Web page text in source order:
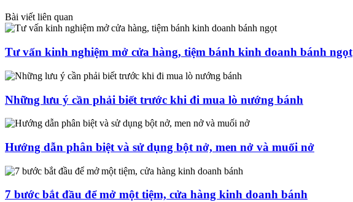
Bài viết liên quan
Tư vấn kinh nghiệm mở cửa hàng, tiệm bánh kinh doanh bánh ngọt
Những lưu ý cần phải biết trước khi đi mua lò nướng bánh
Hướng dẫn phân biệt và sử dụng bột nở, men nở và muối nở
7 bước bắt đầu để mở một tiệm, cửa hàng kinh doanh bánh